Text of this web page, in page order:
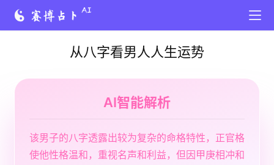
从八字看男人人生运势
AI智能解析
该男子的八字透露出较为复杂的命格特性，正官格
使他性格温和，重视名声和利益，但因甲庚相冲和